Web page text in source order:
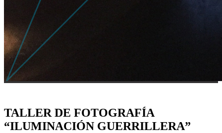
TALLER DE FOTOGRAFÍA
“ILUMINACIÓN GUERRILLERA”